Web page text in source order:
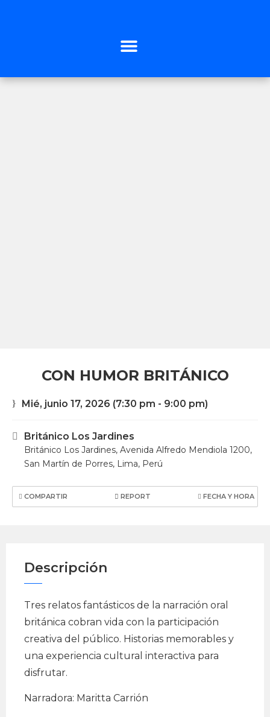
CON HUMOR BRITÁNICO
Mié, junio 17, 2026 (7:30 pm - 9:00 pm)
Británico Los Jardines
Británico Los Jardines, Avenida Alfredo Mendiola 1200,
San Martín de Porres, Lima, Perú
COMPARTIR REPORT FECHA Y HORA
Descripción
Tres relatos fantásticos de la narración oral
británica cobran vida con la participación
creativa del público. Historias memorables y
una experiencia cultural interactiva para
disfrutar.
Narradora: Maritta Carrión